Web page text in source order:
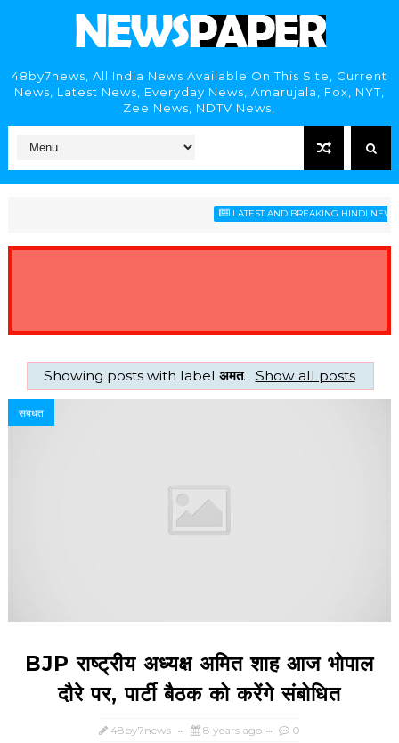
48by7news, All India News Available On This Site, Current
News, Latest News, Everyday News, Amarujala, Fox, NYT,
Zee News, NDTV News,
LATEST AND BREAKING HINDI NEWS
Showing posts with labelअमत. Show all posts
सबधत
BJP राष्ट्रीय अध्‍यक्ष अमित शाह आज भोपाल
दौरे पर, पार्टी बैठक को करेंगे संबोधित
48by7news 8 years ago 0